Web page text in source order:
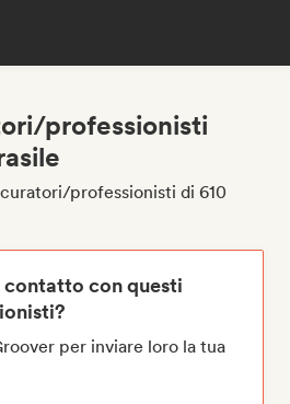
professionisti
professionisti di 610
con questi
per inviare loro la tua